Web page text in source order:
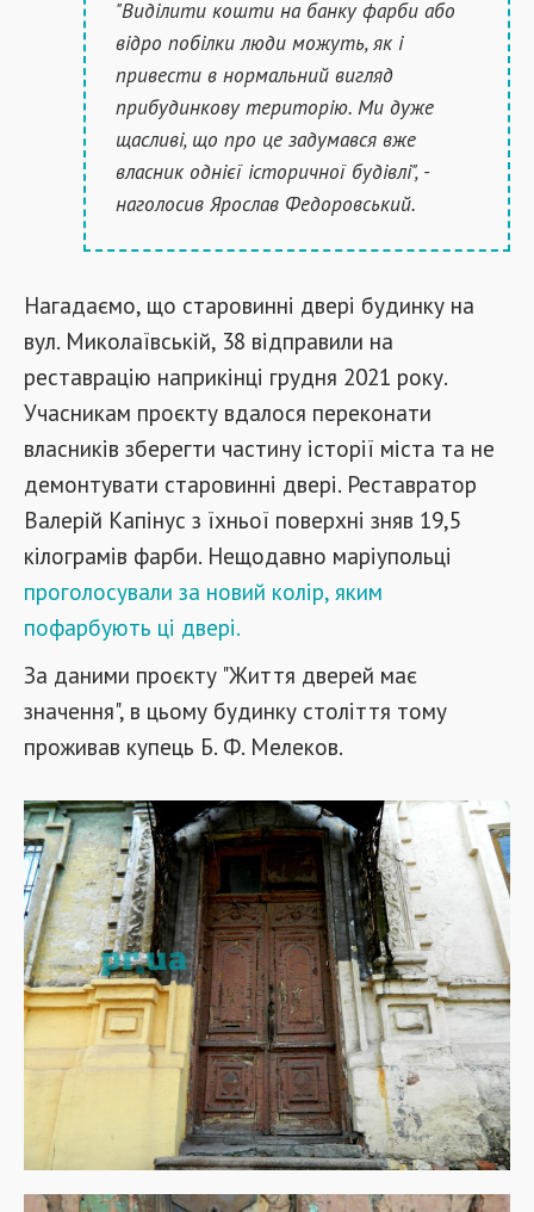
"Виділити кошти на банку фарби або
відро побілки люди можуть, як і
привести в нормальний вигляд
прибудинкову територію. Ми дуже
щасливі, що про це задумався вже
власник однієї історичної будівлі", -
наголосив Ярослав Федоровський.
Нагадаємо, що старовинні двері будинку на
вул. Миколаївській, 38 відправили на
реставрацію наприкінці грудня 2021 року.
Учасникам проєкту вдалося переконати
власників зберегти частину історії міста та не
демонтувати старовинні двері. Реставратор
Валерій Капінус з їхньої поверхні зняв 19,5
кілограмів фарби. Нещодавно маріупольці
проголосували за новий колір, яким
пофарбують ці двері.
За даними проєкту "Життя дверей має
значення", в цьому будинку століття тому
проживав купець Б. Ф. Мелеков.